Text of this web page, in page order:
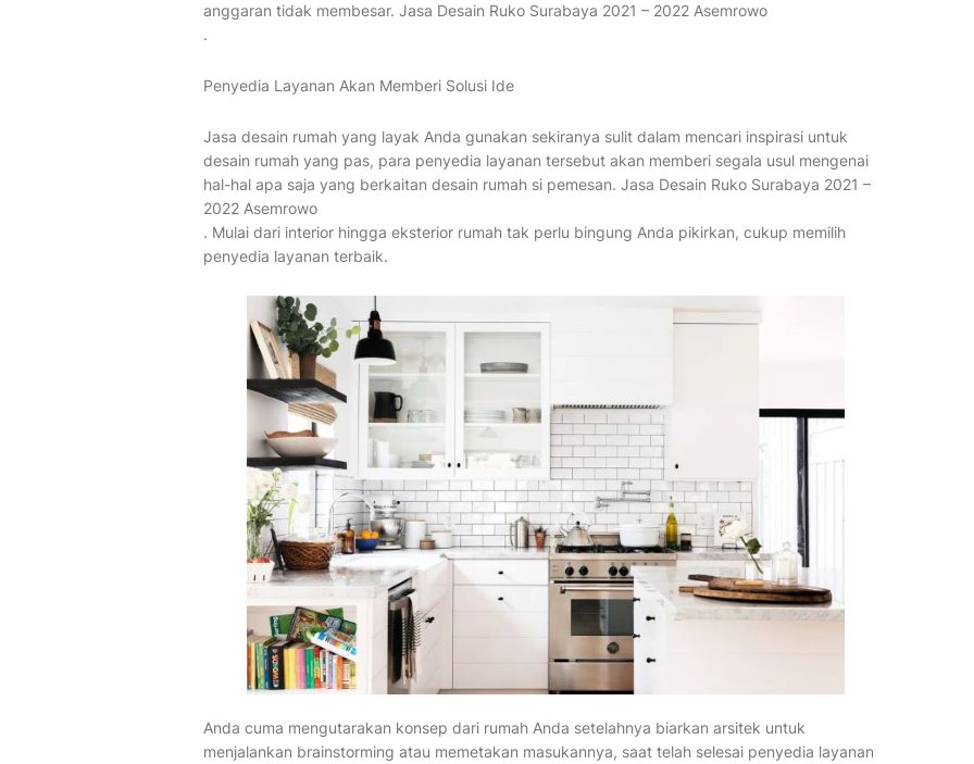
anggaran tidak membesar. Jasa Desain Ruko Surabaya 2021 – 2022 Asemrowo
.
Penyedia Layanan Akan Memberi Solusi Ide
Jasa desain rumah yang layak Anda gunakan sekiranya sulit dalam mencari inspirasi untuk
desain rumah yang pas, para penyedia layanan tersebut akan memberi segala usul mengenai
hal-hal apa saja yang berkaitan desain rumah si pemesan. Jasa Desain Ruko Surabaya 2021 –
2022 Asemrowo
. Mulai dari interior hingga eksterior rumah tak perlu bingung Anda pikirkan, cukup memilih
penyedia layanan terbaik.
Anda cuma mengutarakan konsep dari rumah Anda setelahnya biarkan arsitek untuk
menjalankan brainstorming atau memetakan masukannya, saat telah selesai penyedia layanan